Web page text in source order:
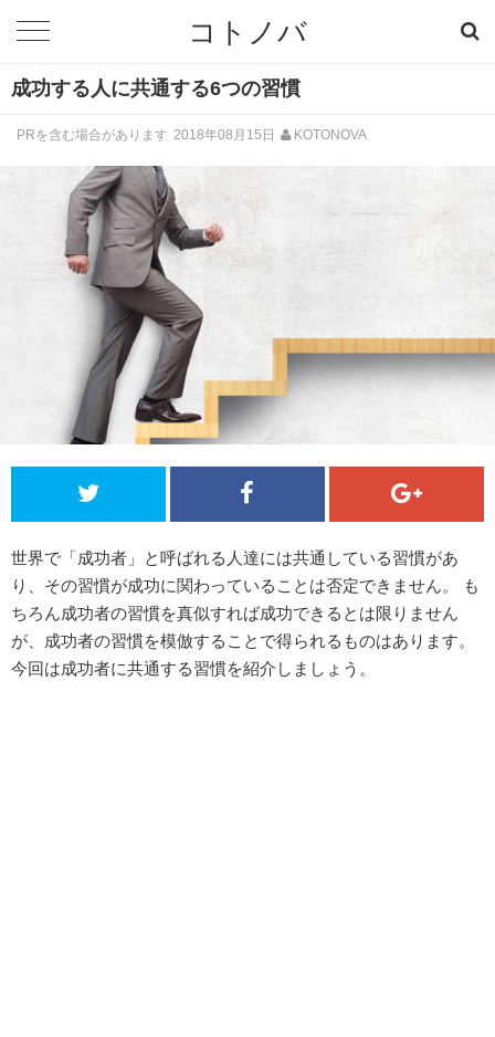
コトノバ
成功する人に共通する6つの習慣
PRを含む場合があります 2018年08月15日 KOTONOVA
世界で「成功者」と呼ばれる人達には共通している習慣があ
り、その習慣が成功に関わっていることは否定できません。 も
ちろん成功者の習慣を真似すれば成功できるとは限りません
が、成功者の習慣を模倣することで得られるものはあります。
今回は成功者に共通する習慣を紹介しましょう。